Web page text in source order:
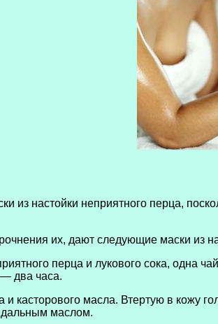
из настойки неприятного перца,
их, дают следующие маски из
перца и лукового сока, одна
— два часа.
и касторового масла. Втертую в
маслом.